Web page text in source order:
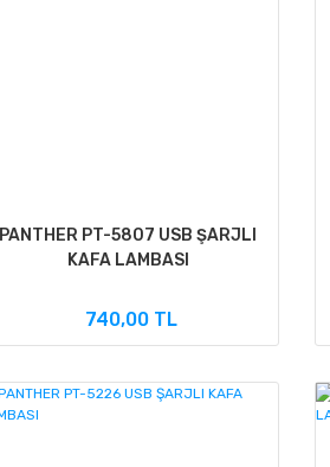
PANTHER PT-5807 USB ŞARJLI
KAFA LAMBASI
740,00 TL